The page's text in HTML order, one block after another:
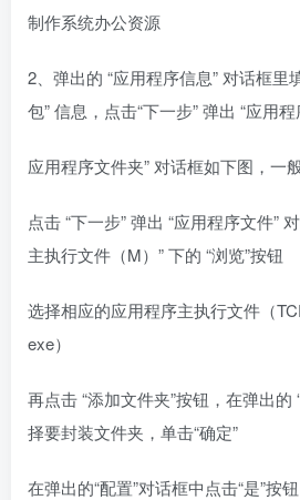
2、弹出的 “应用程序信息” 对话框里
包” 信息，点击“下一步” 弹出 “应用
应用程序文件夹” 对话框如下图，一
点击 “下一步” 弹出 “应用程序文件”
主执行文件（M）” 下的 “浏览”按钮
选择相应的应用程序主执行文件（
exe）
再点击 “添加文件夹”按钮，在弹出的
择要封装文件夹，单击“确定”
在弹出的“配置”对话框中点击“是”按钮